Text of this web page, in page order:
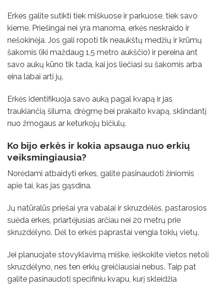
Erkes galite sutikti tiek miškuose ir parkuose, tiek savo
kieme. Priešingai nei yra manoma, erkės neskraido ir
nešokinėja. Jos gali ropoti tik neaukštų medžių ir krūmų
šakomis (iki maždaug 1,5 metro aukščio) ir pereina ant
savo aukų kūno tik tada, kai jos liečiasi su šakomis arba
eina labai arti jų.
Erkės identifikuoja savo auką pagal kvapą ir jas
traukiančią šiluma, drėgmę bei prakaito kvapą, sklindantį
nuo žmogaus ar keturkojų bičiulų.
Ko bijo erkės ir kokia apsauga nuo erkių
veiksmingiausia?
Norėdami atbaidyti erkes, galite pasinaudoti žiniomis
apie tai, kas jas gąsdina.
Jų natūralūs priešai yra vabalai ir skruzdėlės, pastarosios
suėda erkes, priartėjusias arčiau nei 20 metrų prie
skruzdėlyno. Dėl to erkės paprastai vengia tokių vietų.
Jei planuojate stovyklavimą miške, ieškokite vietos netoli
skruzdėlyno, nes ten erkių greičiausiai nebus. Taip pat
galite pasinaudoti specifiniu kvapu, kurį skleidžia